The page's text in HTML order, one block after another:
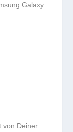
Galaxy
von Deiner